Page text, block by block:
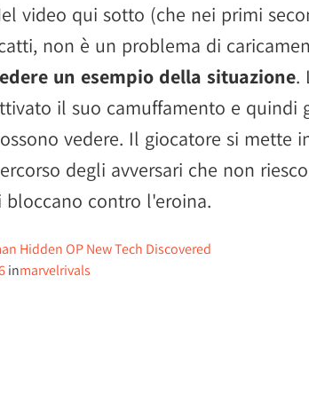
video qui sotto (che nei primi
non è un problema di
un esempio della situazione.
il suo camuffamento e quindi
vedere. Il giocatore si mette
degli avversari che non
bloccano contro l'eroina.
Hidden OP New Tech Discovered
inmarvelrivals